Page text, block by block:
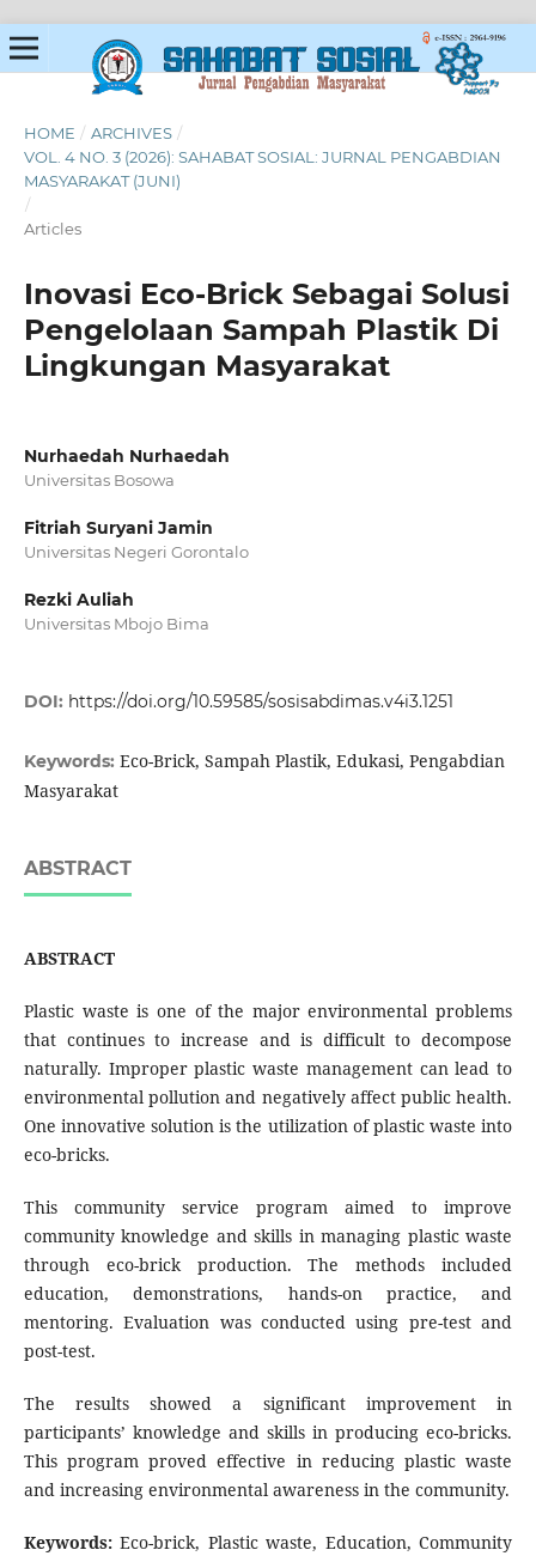
HOME / ARCHIVES /
VOL. 4 NO. 3 (2026): SAHABAT SOSIAL: JURNAL PENGABDIAN
MASYARAKAT (JUNI)
/
Articles
Inovasi Eco-Brick Sebagai Solusi
Pengelolaan Sampah Plastik Di
Lingkungan Masyarakat
Nurhaedah Nurhaedah
Universitas Bosowa
Fitriah Suryani Jamin
Universitas Negeri Gorontalo
Rezki Auliah
Universitas Mbojo Bima
DOI: https://doi.org/10.59585/sosisabdimas.v4i3.1251
Keywords: Eco-Brick, Sampah Plastik, Edukasi, Pengabdian
Masyarakat
ABSTRACT
ABSTRACT
Plastic waste is one of the major environmental problems
that continues to increase and is difficult to decompose
naturally. Improper plastic waste management can lead to
environmental pollution and negatively affect public health.
One innovative solution is the utilization of plastic waste into
eco-bricks.
This community service program aimed to improve
community knowledge and skills in managing plastic waste
through eco-brick production. The methods included
education, demonstrations, hands-on practice, and
mentoring. Evaluation was conducted using pre-test and
post-test.
The results showed a significant improvement in
participants’ knowledge and skills in producing eco-bricks.
This program proved effective in reducing plastic waste
and increasing environmental awareness in the community.
Keywords:Eco-brick, Plastic waste, Education, Community